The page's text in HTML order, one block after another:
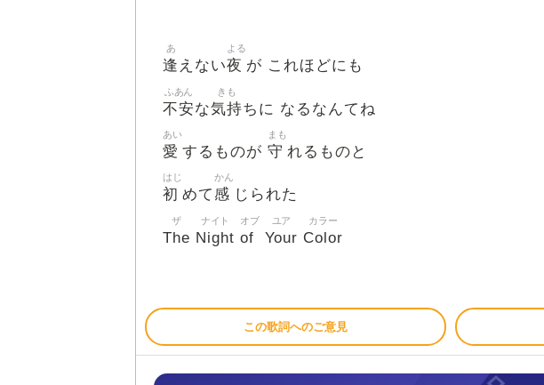
逢
あ
えない夜
よる
が これほどにも
不安
ふあん
な気持
きも
ちに なるなんてね
愛
あい
するものが 守
まも
れるものと
初
はじ
めて 感
かん
じられた
The
ザ
Night
ナイト
of
オブ
Your
ユア
Color
カラー
この歌詞へのご意見